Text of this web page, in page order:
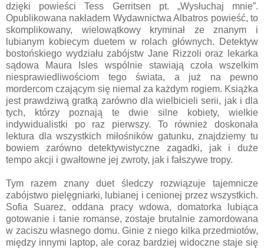
dzięki powieści Tess Gerritsen pt. „Wysłuchaj mnie”.
Opublikowana nakładem Wydawnictwa Albatros powieść, to
skomplikowany, wielowątkowy kryminał ze znanym i
lubianym kobiecym duetem w rolach głównych. Detektyw
bostońskiego wydziału zabójstw Jane Rizzoli oraz lekarka
sądowa Maura Isles wspólnie stawiają czoła wszelkim
niesprawiedliwościom tego świata, a już na pewno
mordercom czającym się niemal za każdym rogiem. Książka
jest prawdziwą gratką zarówno dla wielbicieli serii, jak i dla
tych, którzy poznają te dwie silne kobiety, wielkie
indywidualistki po raz pierwszy. To również doskonała
lektura dla wszystkich miłośników gatunku, znajdziemy tu
bowiem zarówno detektywistyczne zagadki, jak i duże
tempo akcji i gwałtowne jej zwroty, jak i fałszywe tropy.
Tym razem znany duet śledczy rozwiązuje tajemnicze
zabójstwo pielęgniarki, lubianej i cenionej przez wszystkich.
Sofia Suarez, oddana pracy wdowa, domatorka lubiąca
gotowanie i tanie romanse, zostaje brutalnie zamordowana
w zaciszu własnego domu. Ginie z niego kilka przedmiotów,
między innymi laptop, ale coraz bardziej widoczne staje się